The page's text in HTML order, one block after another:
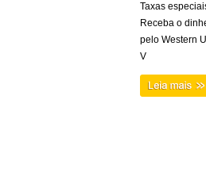
Taxas
Receba o
pelo Western
V